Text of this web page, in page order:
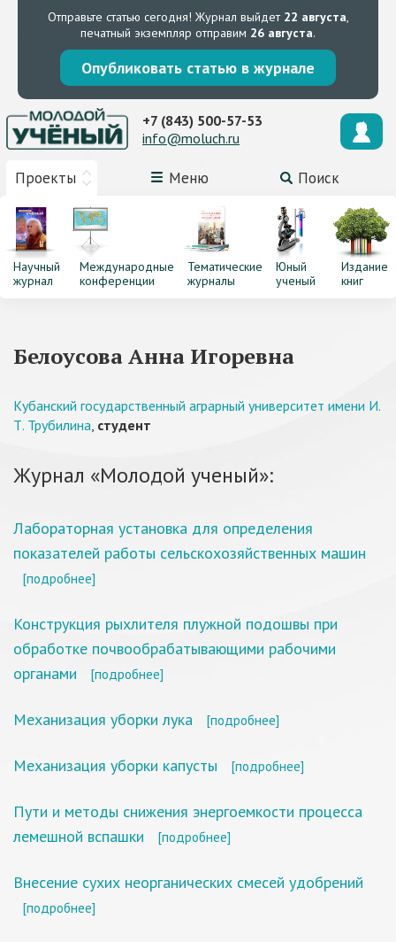
Отправьте статью сегодня! Журнал выйдет 22 августа,
печатный экземпляр отправим 26 августа.
Опубликовать статью в журнале
Проекты Меню Поиск
+7 (843) 500-57-53
info@moluch.ru
Научный
журнал
Международные
конференции
Тематические
журналы
Юный
ученый
Издание
книг
Белоусова Анна Игоревна
Кубанский государственный аграрный университет имени И.
Т. Трубилина, студент
Журнал «Молодой ученый»:
Лабораторная установка для определения
показателей работы сельскохозяйственных машин
[подробнее]
Конструкция рыхлителя плужной подошвы при
обработке почвообрабатывающими рабочими
органами
[подробнее]
Механизация уборки лука [подробнее]
Механизация уборки капусты [подробнее]
Пути и методы снижения энергоемкости процесса
лемешной вспашки
[подробнее]
Внесение сухих неорганических смесей удобрений
[подробнее]